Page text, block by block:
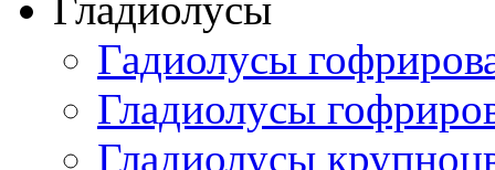
Гадиолусы
Гладиолусы
Гладиолусы